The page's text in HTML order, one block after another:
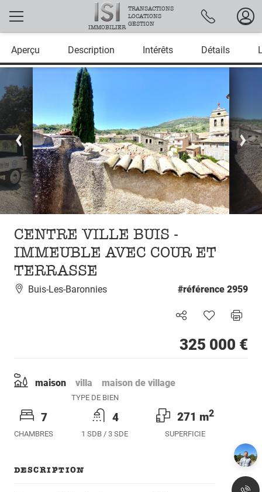
IMMOBILIER
TRANSACTIONS
LOCATIONS
GESTION
Aperçu Description Intérêts Détails
CENTRE VILLE BUIS -
IMMEUBLE AVEC COUR ET
TERRASSE
2959
Buis-Les-Baronnies
325 000 €
maison villa maison de village
TYPE DE BIEN
7
CHAMBRES
4
1 SDB / 3 SDE
271 m2
SUPERFICIE
DESCRIPTION